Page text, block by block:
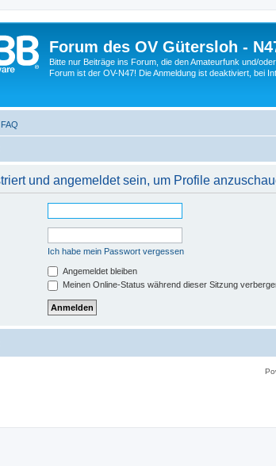
Forum des OV Gütersloh -
Bitte nur Beiträge ins Forum, die den Amateurfunk und/
Forum ist der OV-N47! Die Anmeldung ist deaktiviert, bei
FAQ
und angemeldet sein, um Profile
Ich habe mein Passwort vergessen
Angemeldet bleiben
Meinen Online-Status während dieser Sitzung